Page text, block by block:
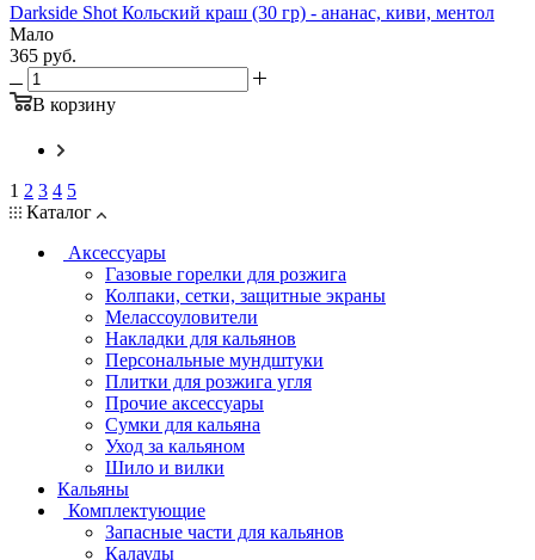
Darkside Shot Кольский краш (30 гр) - ананас, киви, ментол
Мало
365 руб.
В корзину
1 2 3 4 5
Каталог
Аксессуары
Газовые горелки для розжига
Колпаки, сетки, защитные экраны
Мелассоуловители
Накладки для кальянов
Персональные мундштуки
Плитки для розжига угля
Прочие аксессуары
Сумки для кальяна
Уход за кальяном
Шило и вилки
Кальяны
Комплектующие
Запасные части для кальянов
Калауды